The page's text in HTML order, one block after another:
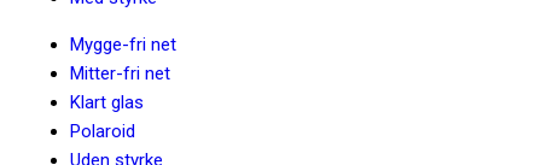
Mygge-fri net
Mitter-fri net
Klart glas
Polaroid
Uden styrke